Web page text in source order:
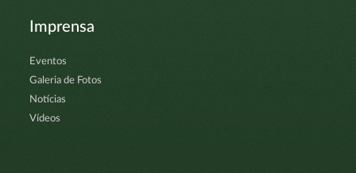
Imprensa
Eventos
Galeria de Fotos
Notícias
Vídeos